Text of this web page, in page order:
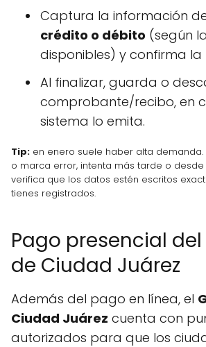
Captura la información
crédito o débito (según
disponibles) y confirma la
Al finalizar, guarda o
comprobante/recibo, en
sistema lo emita.
Tip: en enero suele haber alta
o marca error, intenta más tarde o
verifica que los datos estén escritos
tienes registrados.
Pago presencial
de Ciudad Juárez
Además del pago en línea, el
Ciudad Juárez cuenta con
autorizados para que los